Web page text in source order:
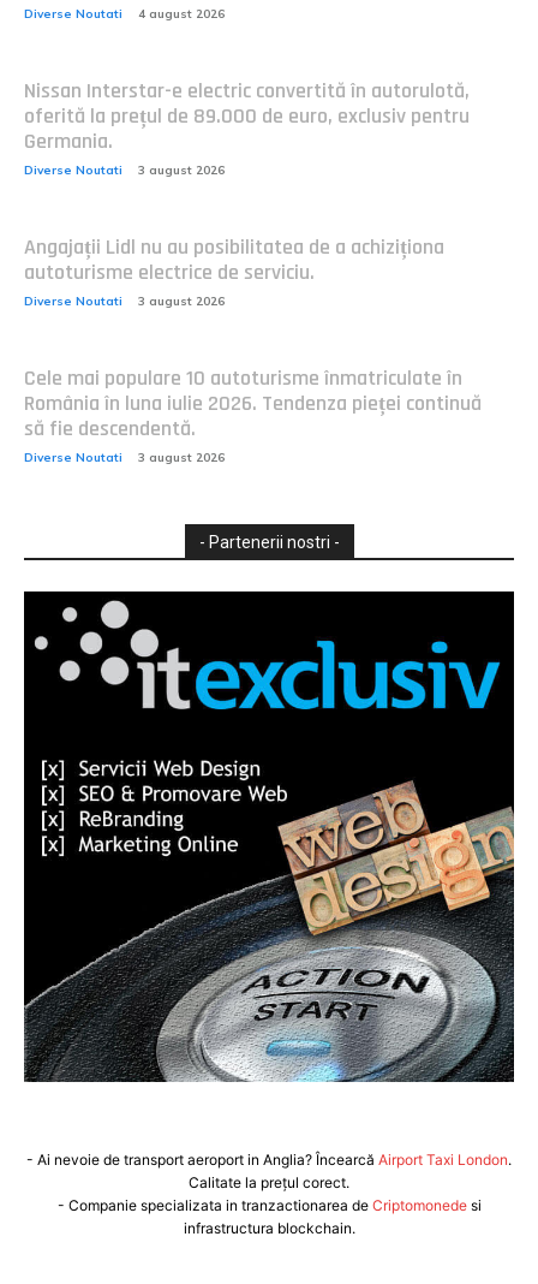
Diverse Noutati 4 august 2026
Nissan Interstar-e electric convertită în autorulotă,
oferită la prețul de 89.000 de euro, exclusiv pentru
Germania.
Diverse Noutati 3 august 2026
Angajații Lidl nu au posibilitatea de a achiziționa
autoturisme electrice de serviciu.
Diverse Noutati 3 august 2026
Cele mai populare 10 autoturisme înmatriculate în
România în luna iulie 2026. Tendenza pieței continuă
să fie descendentă.
Diverse Noutati 3 august 2026
- Partenerii nostri -
- Ai nevoie de transport aeroport in Anglia? Încearcă Airport Taxi London.
Calitate la prețul corect.
- Companie specializata in tranzactionarea de Criptomonedesi
infrastructura blockchain.